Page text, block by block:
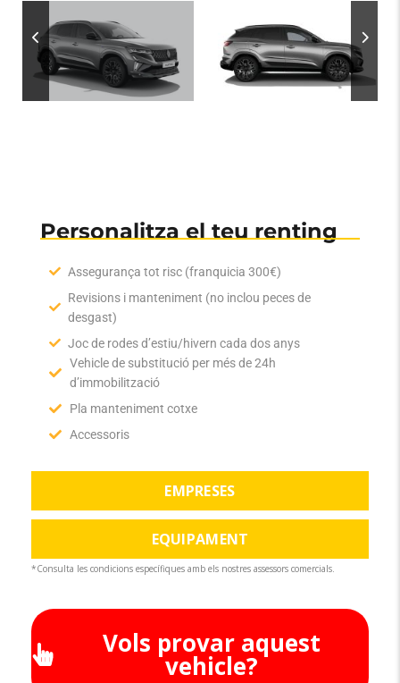
EMPRESES
EQUIPAMENT
Personalitza el teu renting
Assegurança tot risc (franquicia 300€)
Revisions i manteniment (no inclou peces de
desgast)
Joc de rodes d’estiu/hivern cada dos anys
Vehicle de substitució per més de 24h
d’immobilització
Pla manteniment cotxe
Accessoris
*Consulta les condicions específiques amb els nostres assessors comercials.
Vols provar aquest
vehicle?